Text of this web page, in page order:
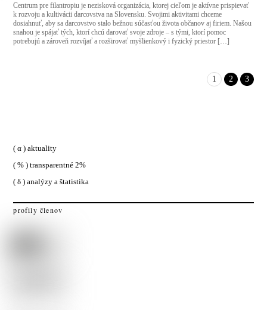
Centrum pre filantropiu je nezisková organizácia, ktorej cieľom je aktívne prispievať
k rozvoju a kultivácii darcovstva na Slovensku. Svojimi aktivitami chceme
dosiahnuť, aby sa darcovstvo stalo bežnou súčasťou života občanov aj firiem. Našou
snahou je spájať tých, ktorí chcú darovať svoje zdroje – s tými, ktorí pomoc
potrebujú a zároveň rozvíjať a rozširovať myšlienkový i fyzický priestor […]
1 2 3
( α ) aktuality
( % ) transparentné 2%
( δ ) analýzy a štatistika
profily členov